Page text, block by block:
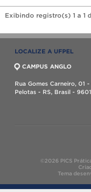
Exibindo registro(s) 1 a 1
LOCALIZE A UFPEL
CAMPUS ANGLO
Rua Gomes Carneiro, 01
Pelotas - RS, Brasil -
©2026 PICS
Tema